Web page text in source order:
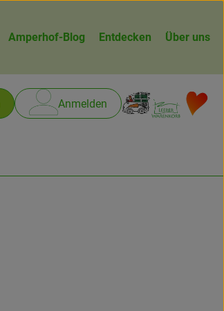
Amperhof-Blog Entdecken Über uns
Anmelden